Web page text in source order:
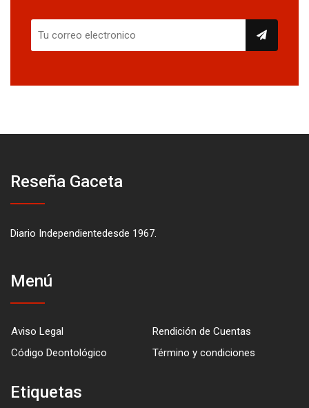
Reseña Gaceta
Diario Independientedesde 1967.
Menú
Aviso Legal
Rendición de Cuentas
Código Deontológico
Término y condiciones
Etiquetas